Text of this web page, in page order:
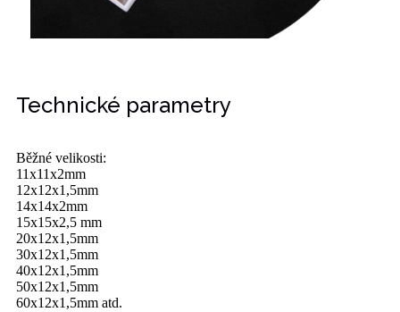
Technické parametry
Běžné velikosti:
11x11x2mm
12x12x1,5mm
14x14x2mm
15x15x2,5 mm
20x12x1,5mm
30x12x1,5mm
40x12x1,5mm
50x12x1,5mm
60x12x1,5mm atd.